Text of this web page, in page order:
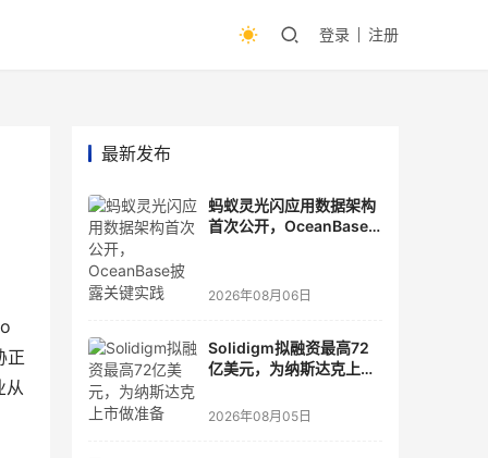
登录 注册
正
从
最新发布
蚂蚁灵光闪应用数据架构
首次公开，OceanBase
2026年08月06日
Solidigm拟融资最高72
亿美元，为纳斯达克上市
2026年08月05日